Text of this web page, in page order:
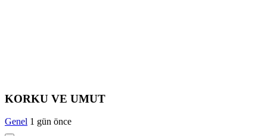
KORKU VE UMUT
Genel 1 gün önce